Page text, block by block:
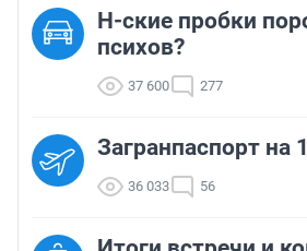
Н-ские пробки
психов?
37 600 277
Загранпаспорт на
36 033 56